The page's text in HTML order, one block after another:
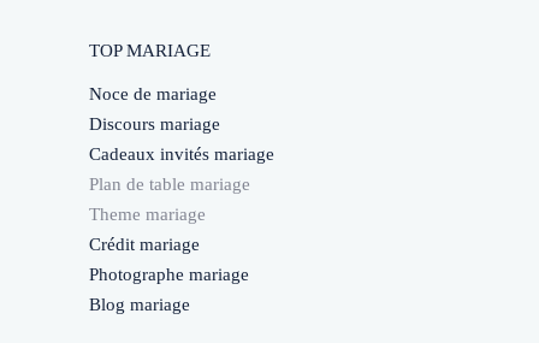
TOP MARIAGE
Noce de mariage
Discours mariage
Cadeaux invités mariage
Plan de table mariage
Theme mariage
Crédit mariage
Photographe mariage
Blog mariage